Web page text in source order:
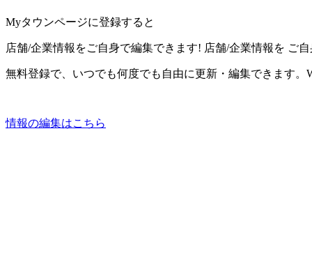
Myタウンページに登録すると
店舗/企業情報をご自身で編集できます! 店舗/企業情報を ご
無料登録で、いつでも何度でも自由に更新・編集できます。
情報の編集はこちら